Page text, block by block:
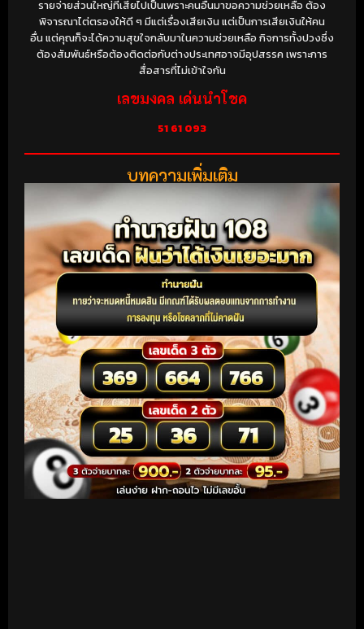
รายจ่ายส่วนใหญ่ที่เสียไปเป็นเพราะคนอื่นมาขอความช่วยเหลือ ต้อง
พิจารณาไต่ตรองให้ดี ๆ มีแต่เรื่องเสียเงิน แต่เป็นการเสียเงินให้คน
อื่น แต่คุณก็จะได้ความสุขใจกลับมาในความช่วยเหลือ กิจการทั้งปวงซึ่ง
ต้องสัมพันธ์หรือต้องติดต่อกับต่างประเทศอาจมีอุปสรรค เพราะการ
สื่อสารที่ไม่เข้าใจกัน
เลขมงคล เด่นนำโชค
51 61 093
บทความเพิ่มเติม